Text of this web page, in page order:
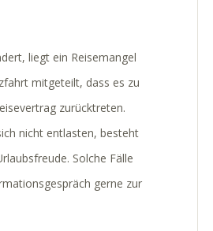
liegt ein Reisemangel
mitgeteilt, dass es zu
zurücktreten.
nicht entlasten, besteht
Solche Fälle
gerne zur